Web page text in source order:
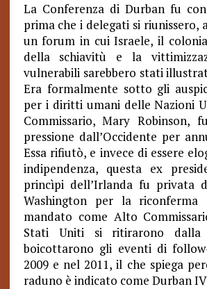
La Conferenza di Durban fu
prima che i delegati si riunissero,
un forum in cui Israele, il
della schiavitù e la
vulnerabili sarebbero stati
Era formalmente sotto gli
per i diritti umani delle Nazioni
Commissario, Mary Robinson,
pressione dall’Occidente per
Essa rifiutò, e invece di essere
indipendenza, questa ex
princìpi dell’Irlanda fu privata
Washington per la riconferma
mandato come Alto
Stati Uniti si ritirarono dalla
boicottarono gli eventi di
2009 e nel 2011, il che spiega
raduno è indicato come Durban